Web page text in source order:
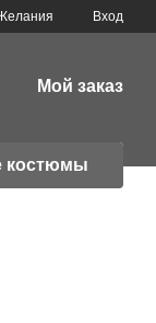
Вход
Мой заказ
костюмы